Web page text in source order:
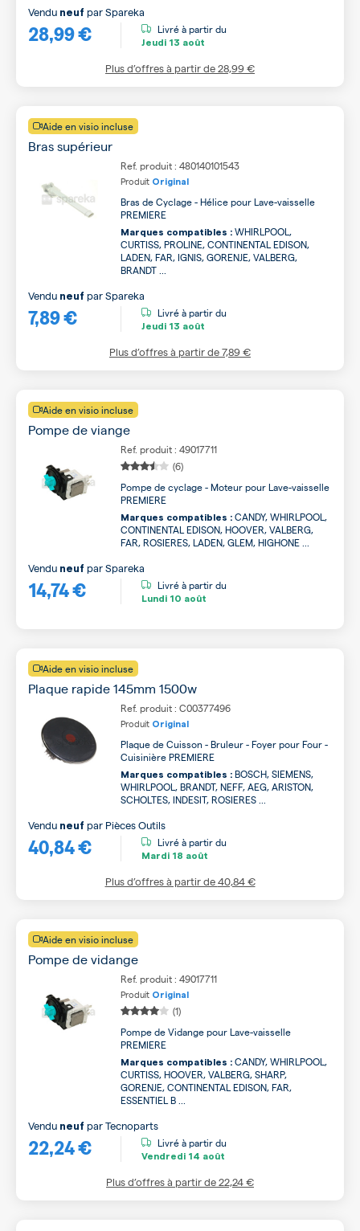
28,99 €
Vendu neuf parSpareka
Livré à partir du
Jeudi 13 août
Plus d’offres à partir de28,99 €
Aide en visio incluse
Bras supérieur
Ref. produit : 480140101543
Produit Original
Bras de Cyclage - Hélice pour Lave-vaisselle
PREMIERE
Marques compatibles : WHIRLPOOL,
CURTISS, PROLINE, CONTINENTAL EDISON,
LADEN, FAR, IGNIS, GORENJE, VALBERG,
BRANDT ...
7,89 €
Vendu neuf parSpareka
Livré à partir du
Jeudi 13 août
Plus d’offres à partir de7,89 €
Aide en visio incluse
Pompe de viange
Ref. produit : 49017711
(6)
Pompe de cyclage - Moteur pour Lave-vaisselle
PREMIERE
Marques compatibles : CANDY, WHIRLPOOL,
CONTINENTAL EDISON, HOOVER, VALBERG,
FAR, ROSIERES, LADEN, GLEM, HIGHONE ...
14,74 €
Vendu neuf parSpareka
Livré à partir du
Lundi 10 août
Aide en visio incluse
Plaque rapide 145mm 1500w
Ref. produit : C00377496
Produit Original
Plaque de Cuisson - Bruleur - Foyer pour Four -
Cuisinière PREMIERE
Marques compatibles : BOSCH, SIEMENS,
WHIRLPOOL, BRANDT, NEFF, AEG, ARISTON,
SCHOLTES, INDESIT, ROSIERES ...
40,84 €
Vendu neuf par Pièces Outils
Livré à partir du
Mardi 18 août
Plus d’offres à partir de40,84 €
Aide en visio incluse
Pompe de vidange
Ref. produit : 49017711
Produit Original
(1)
Pompe de Vidange pour Lave-vaisselle
PREMIERE
Marques compatibles : CANDY, WHIRLPOOL,
CURTISS, HOOVER, VALBERG, SHARP,
GORENJE, CONTINENTAL EDISON, FAR,
ESSENTIEL B ...
22,24 €
Vendu neuf parTecnoparts
Livré à partir du
Vendredi 14 août
Plus d’offres à partir de22,24 €